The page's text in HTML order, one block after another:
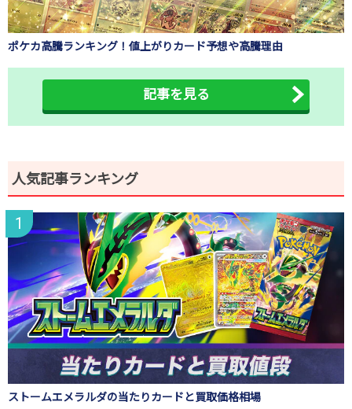
ポケカ高騰ランキング！値上がりカード予想や高騰理由
記事を見る
人気記事ランキング
ストームエメラルダの当たりカードと買取価格相場